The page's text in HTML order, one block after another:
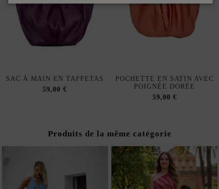
SAC À MAIN EN TAFFETAS
59,00 €
POCHETTE EN SATIN AVEC
POIGNÉE DORÉE
59,00 €
Produits de la même catégorie